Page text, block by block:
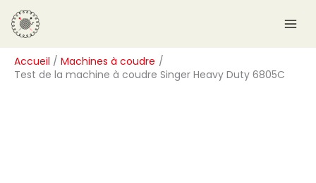
Aller
au
contenu
Accueil
Machines à coudre
Test de la machine à coudre Singer Heavy Duty 6805C
R
e
c
h